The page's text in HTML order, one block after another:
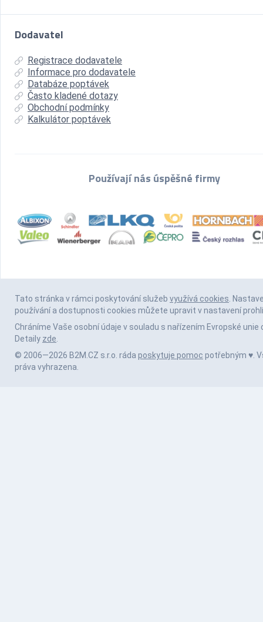
Dodavatel
Registrace dodavatele
Informace pro dodavatele
Databáze poptávek
Často kladené dotazy
Obchodní podmínky
Kalkulátor poptávek
Používají nás úspěšné firmy
Tato stránka v rámci poskytování služeb využívá cookies.
používání a dostupnosti cookies můžete upravit v nastavení
Chráníme Vaše osobní údaje v souladu s nařízením Evropské unie
Detaily zde.
© 2006—2026 B2M.CZ s.r.o. ráda poskytuje pomoc potřebným ♥️.
práva vyhrazena.